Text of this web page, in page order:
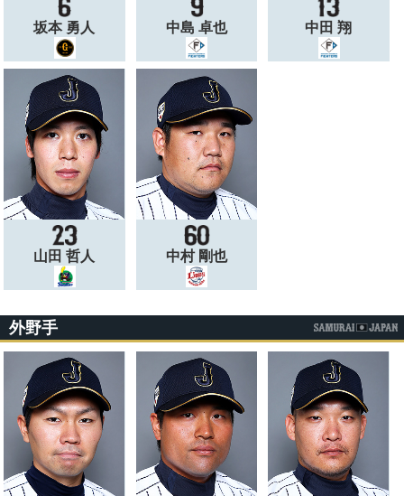
坂本 勇人 中島 卓也 中田 翔
山田 哲人 中村 剛也
外野手